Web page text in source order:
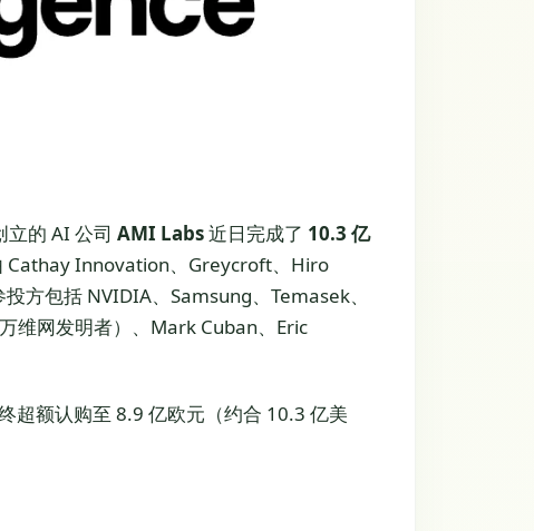
的 AI 公司 AMI Labs近日完成了 10.3 亿
Cathay Innovation、Greycroft、Hiro
方包括 NVIDIA、Samsung、Temasek、
维网发明者）、Mark Cuban、Eric
超额认购至 8.9 亿欧元（约合 10.3 亿美